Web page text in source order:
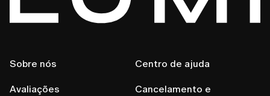
Sobre nós
Avaliações
Centro de ajuda
Cancelamento e